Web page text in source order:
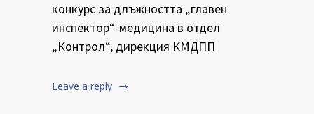
конкурс за длъжността „главен
инспектор“-медицина в отдел
„Контрол“, дирекция КМДПП
Leave a reply